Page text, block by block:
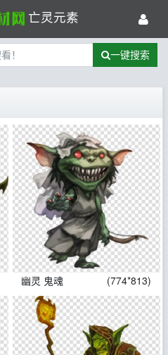
亡灵元素
一键搜索
幽灵 鬼魂 (774*813)